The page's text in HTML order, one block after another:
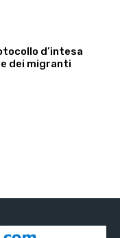
d’intesa
dei migranti